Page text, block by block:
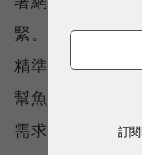
緊。我們也尋求
精準目標消費者
幫魚的相互依附
需求，與數位媒
訂